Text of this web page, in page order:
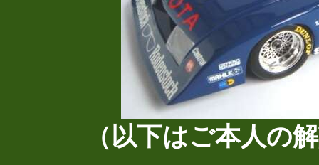
（以下はご本人の